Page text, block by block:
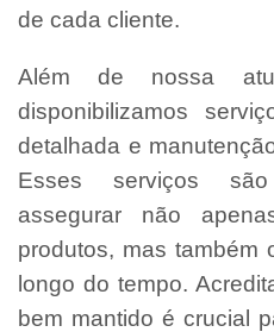
de cada cliente.
Além de nossa
disponibilizamos
detalhada e
Esses serviços
assegurar não
produtos, mas também
longo do tempo.
bem mantido é crucial